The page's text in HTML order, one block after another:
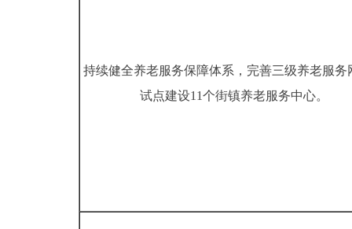
持续健全养老服务保障体系，完善三级养老服务
试点建设11个街镇养老服务中心。